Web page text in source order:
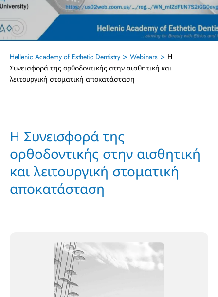
Hellenic Academy of Esthetic Dentistry > Webinars > Η
Συνεισφορά της ορθοδοντικής στην αισθητική και
λειτουργική στοματική αποκατάσταση
Η Συνεισφορά της
ορθοδοντικής στην αισθητική
και λειτουργική στοματική
αποκατάσταση